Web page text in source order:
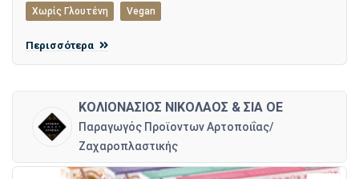
Χωρίς Γλουτένη
Vegan
Περισσότερα
ΚΟΛΙΟΝΑΣΙΟΣ ΝΙΚΟΛΑΟΣ & ΣΙΑ ΟΕ
Παραγωγός Προϊοντων Αρτοποιΐας/
Ζαχαροπλαστικής